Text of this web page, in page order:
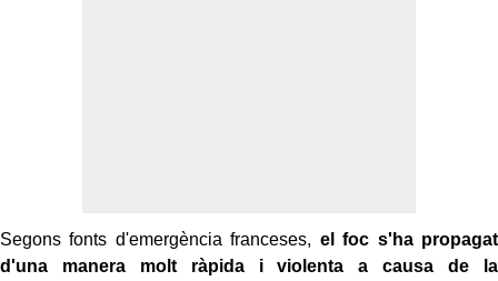
Segons fonts d'emergència franceses, el foc s'ha propagat
d'una manera molt ràpida i violenta a causa de la